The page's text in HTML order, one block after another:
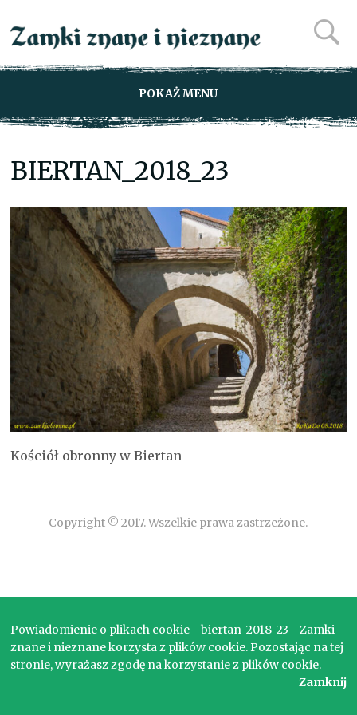
POKAŻ MENU
BIERTAN_2018_23
Kościół obronny w Biertan
Copyright © 2017. Wszelkie prawa zastrzeżone.
Powiadomienie o plikach cookie - biertan_2018_23 - Zamki
znane i nieznane korzysta z plików cookie. Pozostając na tej
stronie, wyrażasz zgodę na korzystanie z plików cookie.
Zamknij